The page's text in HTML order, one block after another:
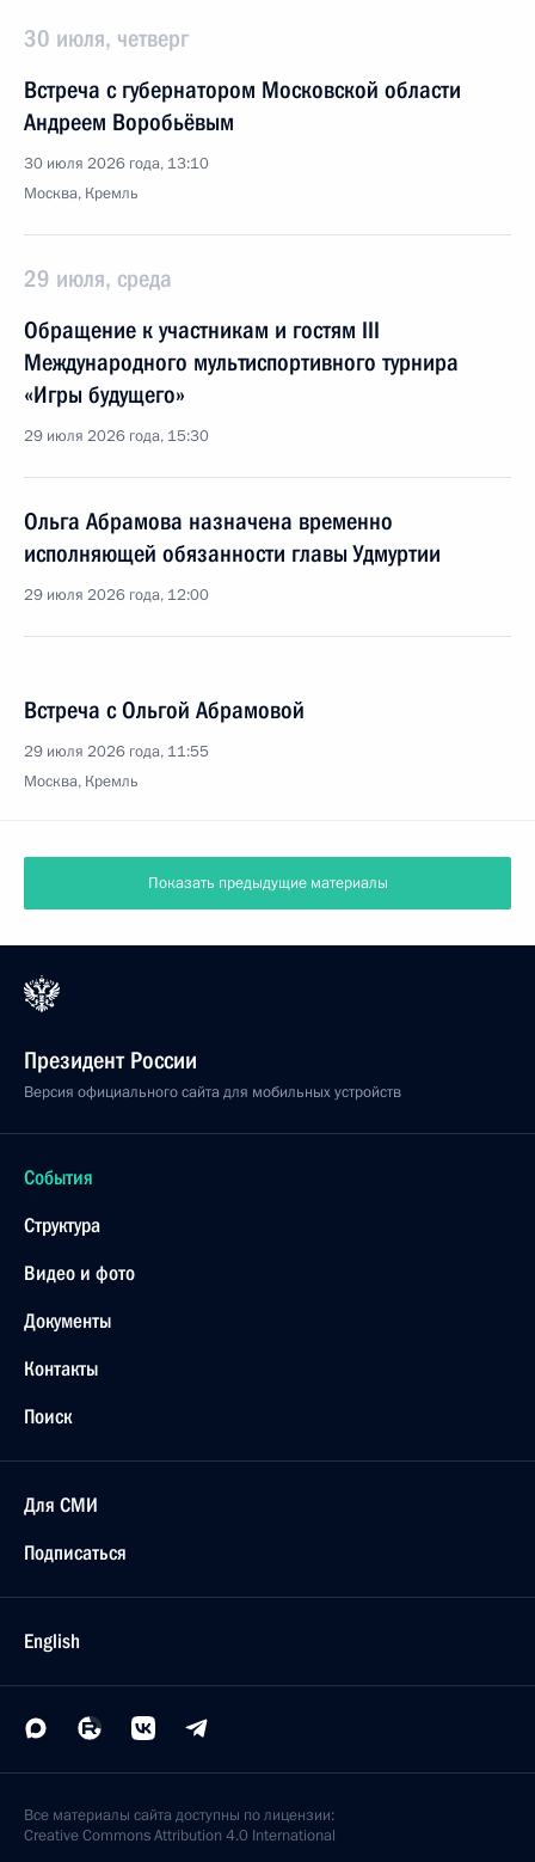
30 июля, четверг
Встреча с губернатором Московской области
Андреем Воробьёвым
30 июля 2026 года, 13:10
Москва, Кремль
29 июля, среда
Обращение к участникам и гостям III
Международного мультиспортивного турнира
«Игры будущего»
29 июля 2026 года, 15:30
Ольга Абрамова назначена временно
исполняющей обязанности главы Удмуртии
29 июля 2026 года, 12:00
Встреча с Ольгой Абрамовой
29 июля 2026 года, 11:55
Москва, Кремль
Показать предыдущие материалы
Президент России
Версия официального сайта для мобильных устройств
События
Структура
Видео и фото
Документы
Контакты
Поиск
Для СМИ
Подписаться
English
Все материалы сайта доступны по лицензии:
Creative Commons Attribution 4.0 International